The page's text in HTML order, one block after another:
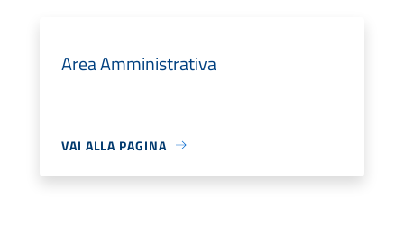
Area Amministrativa
VAI ALLA PAGINA